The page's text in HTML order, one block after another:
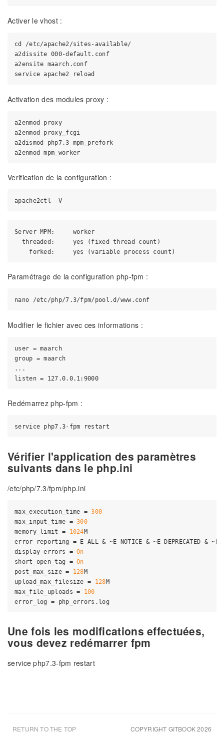
Activer le vhost :
cd /etc/apache2/sites-available/
a2dissite 000-default.conf
a2ensite maarch.conf
Activation des modules proxy :
a2enmod proxy
a2enmod proxy_fcgi
a2dismod php7.3 mpm_prefork
Verification de la configuration :
apache2ctl -V
Server MPM:     worker
  threaded:     yes (fixed thread count)
Paramétrage de la configuration php-fpm :
Modifier le fichier avec ces informations :
user = maarch
group = maarch
...
listen = 127.0.0.1:9000
Redémarrez php-fpm :
Vérifier l'application des paramètres
suivants dans le php.ini
/etc/php/7.3/fpm/php.ini
max_execution_time = 300
max_input_time = 300
memory_limit
= 1024
error_reporting
display_errors = On
short_open_tag = On
post_max_size = 128
upload_max_filesize = 128 M
max_file_uploads = 100
error_log
Une fois les modifications effectuées,
vous devez redémarrer fpm
service php7.3-fpm restart
COPYRIGHT GITBOOK 2026
RETURN TO THE TOP